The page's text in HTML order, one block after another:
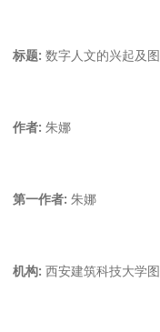
标题: 数字人文的兴起及
作者: 朱娜
第一作者: 朱娜
机构: 西安建筑科技大学